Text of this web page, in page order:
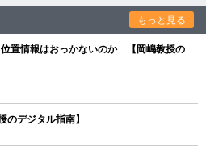
もっと見る
置情報はおっかないのか 【岡嶋教授の
デジタル指南】